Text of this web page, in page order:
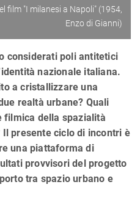
film "I milanesi a Napoli" (1954,
Enzo di Gianni)
considerati poli antitetici
nazionale italiana.
a cristallizzare una
realtà urbane? Quali
filmica della spazialità
presente ciclo di incontri è
una piattaforma di
provvisori del progetto
tra spazio urbano e